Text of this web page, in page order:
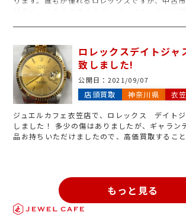
が高く、こちらのオイスターパーペチュアルは
いて、付属品も全て揃っていたので高価買取さ
ーラー・GMTマスター・エアキング』など各種
ロレックスデイトジャ
致しました!
公開日： 2021/09/07
店頭買取 神奈川県 衣
ジュエルカフェ衣笠店で、ロレックス デイト
しました！ 多少の傷はありましたが、ギャラ
品お持ちいただけましたので、高価買取するこ
もっと見る